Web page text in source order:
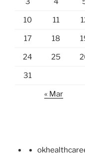
10 11
17 18
24 25
31
« Mar